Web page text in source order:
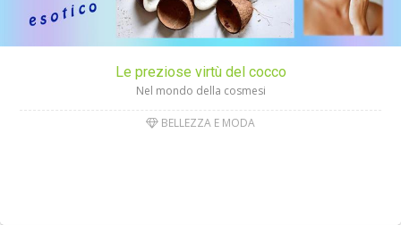
Le preziose virtù del cocco
Nel mondo della cosmesi
BELLEZZA E MODA